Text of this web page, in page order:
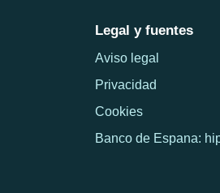
Legal y fuentes
Aviso legal
Privacidad
Cookies
Banco de Espana: